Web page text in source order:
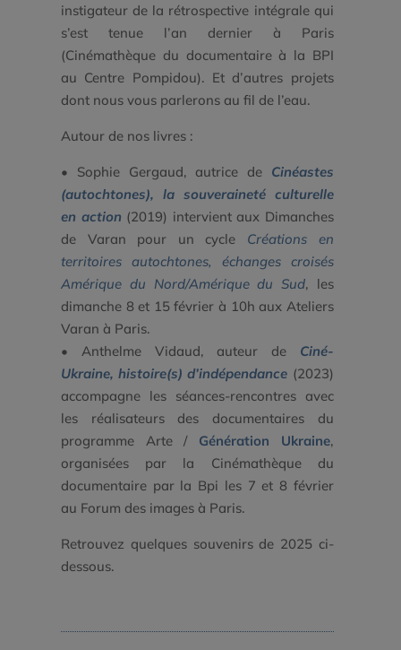
instigateur de la rétrospective intégrale qui
s’est tenue l’an dernier à Paris
(Cinémathèque du documentaire à la BPI
au Centre Pompidou). Et d’autres projets
dont nous vous parlerons au fil de l’eau.
Autour de nos livres :
• Sophie Gergaud, autrice de Cinéastes
(autochtones), la souveraineté culturelle
en action (2019) intervient aux Dimanches
de Varan pour un cycle Créations en
territoires autochtones, échanges croisés
Amérique du Nord/Amérique du Sud, les
dimanche 8 et 15 février à 10h aux Ateliers
Varan à Paris.
• Anthelme Vidaud, auteur de Ciné-
Ukraine, histoire(s) d’indépendance (2023)
accompagne les séances-rencontres avec
les réalisateurs des documentaires du
programme Arte / Génération Ukraine,
organisées par la Cinémathèque du
documentaire par la Bpi les 7 et 8 février
au Forum des images à Paris.
Retrouvez quelques souvenirs de 2025 ci-
dessous.